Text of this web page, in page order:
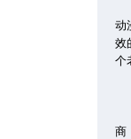
动
效
个
商